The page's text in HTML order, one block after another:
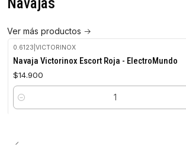
Ver más productos
0.6123 VICTORINOX
Navaja Victorinox Escort Roja - ElectroMundo
$14.900
Cantidad